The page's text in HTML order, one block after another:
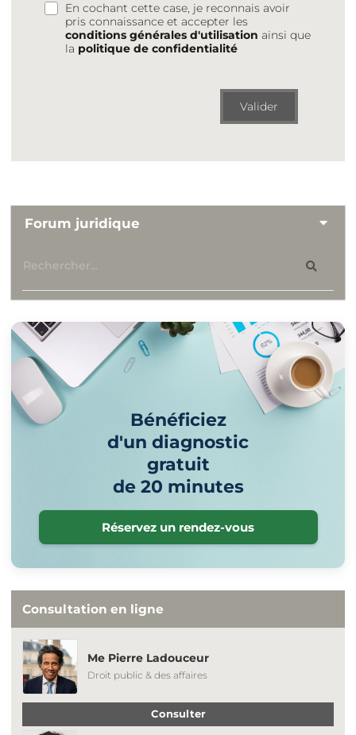
En cochant cette case, je reconnais avoir
pris connaissance et accepter les
conditions générales d'utilisation ainsi que
la politique de confidentialité
Valider
Forum juridique
Bénéficiez
d'un diagnostic
gratuit
de 20 minutes
Réservez un rendez-vous
Consultation en ligne
Me Pierre Ladouceur
Droit public & des affaires
Consulter